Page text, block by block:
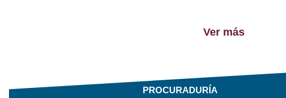
Ver más
PROCURADURÍA